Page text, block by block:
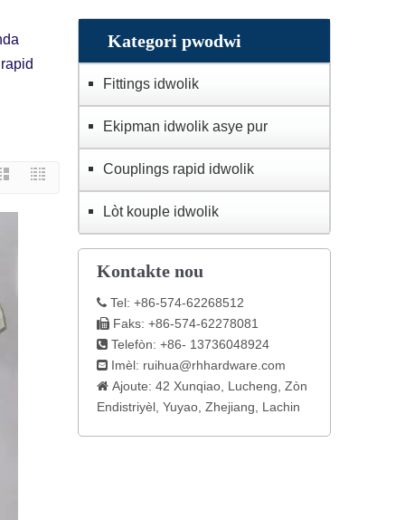
Kategori pwodwi
Fittings idwolik
Ekipman idwolik asye pur
Couplings rapid idwolik
Lòt kouple idwolik
Kontakte nou
 Tel: +86-574-62268512
 Faks: +86-574-62278081
 Telefòn: +86- 13736048924
 Imèl: ruihua@rhhardware.com
 Ajoute: 42 Xunqiao, Lucheng, Zòn
Endistriyèl, Yuyao, Zhejiang, Lachin